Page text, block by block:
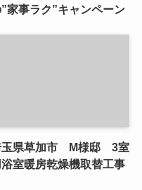
家事ラク”キャンペーン
玉県草加市 M様邸 3室
浴室暖房乾燥機取替工事